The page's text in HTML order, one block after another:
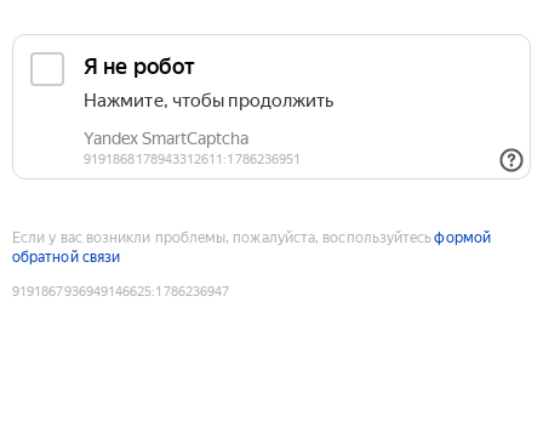
Если у вас возникли проблемы, пожалуйста, воспользуйтесьформой
обратной связи
9191867936949146625:1786236947